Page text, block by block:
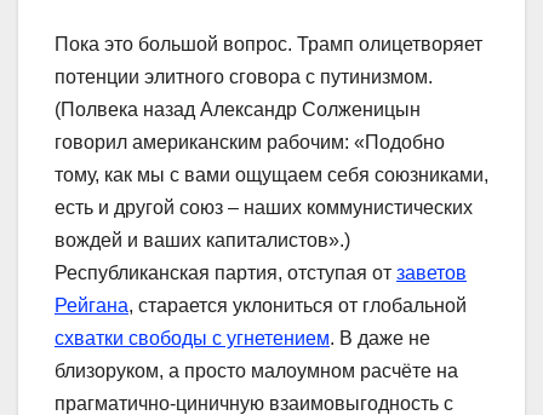
Пока это большой вопрос. Трамп олицетворяет
потенции элитного сговора с путинизмом.
(Полвека назад Александр Солженицын
говорил американским рабочим: «Подобно
тому, как мы с вами ощущаем себя союзниками,
есть и другой союз – наших коммунистических
вождей и ваших капиталистов».)
Республиканская партия, отступая от заветов
Рейгана, старается уклониться от глобальной
схватки свободы с угнетением. В даже не
близоруком, а просто малоумном расчёте на
прагматично-циничную взаимовыгодность с